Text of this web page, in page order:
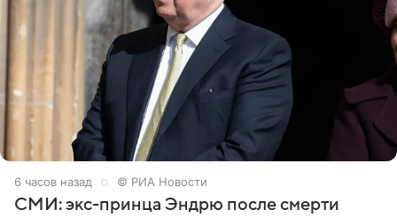
6 часов назад © РИА Новости
СМИ: экс-принца Эндрю после смерти